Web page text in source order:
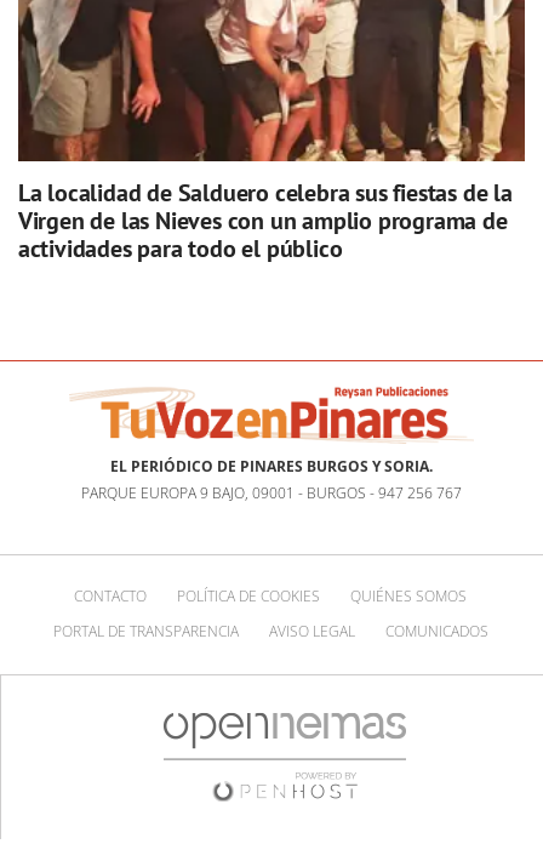
La localidad de Salduero celebra sus fiestas de la
Virgen de las Nieves con un amplio programa de
actividades para todo el público
EL PERIÓDICO DE PINARES BURGOS Y SORIA.
PARQUE EUROPA 9 BAJO, 09001 - BURGOS - 947 256 767
CONTACTO POLÍTICA DE COOKIES
QUIÉNES SOMOS
PORTAL DE TRANSPARENCIA
AVISO LEGAL COMUNICADOS